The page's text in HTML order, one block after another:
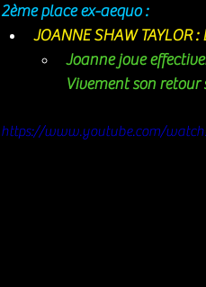
2ème place ex-aequo :
JOANNE SHAW TAYLOR :
Joanne joue
Vivement son retour
https://www.youtube.com/